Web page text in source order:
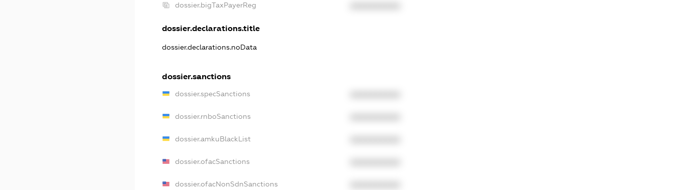
dossier.bigTaxPayerReg
dossier.declarations.title
dossier.declarations.noData
dossier.sanctions
dossier.specSanctions
dossier.rnboSanctions
dossier.amkuBlackList
dossier.ofacSanctions
dossier.ofacNonSdnSanctions